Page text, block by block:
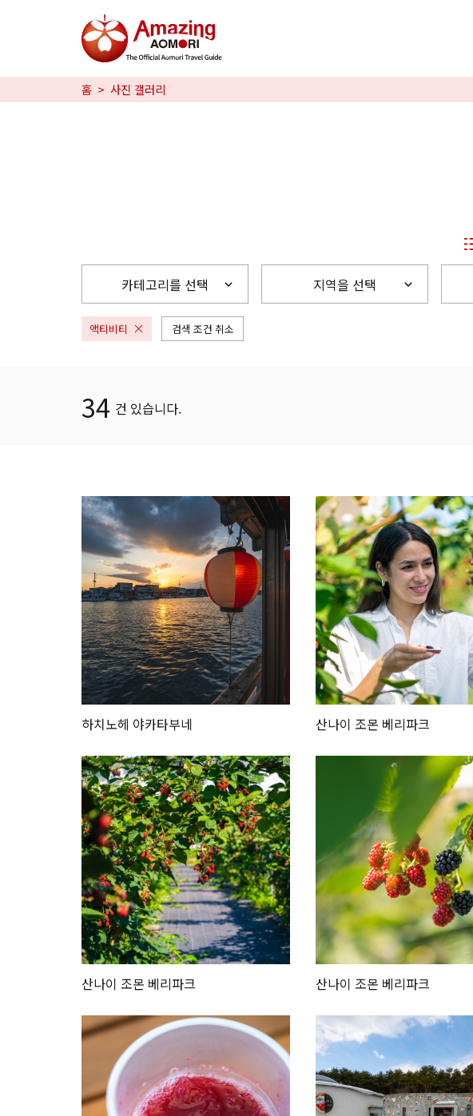
특집
즐길 거리
홈 사진 갤러리
카테고리를 선택 지역을 선택
액티비티 검색 조건 취소
34 건 있습니다.
하치노헤 야카타부네 산나이 조몬 베리파크
산나이 조몬 베리파크 산나이 조몬 베리파크